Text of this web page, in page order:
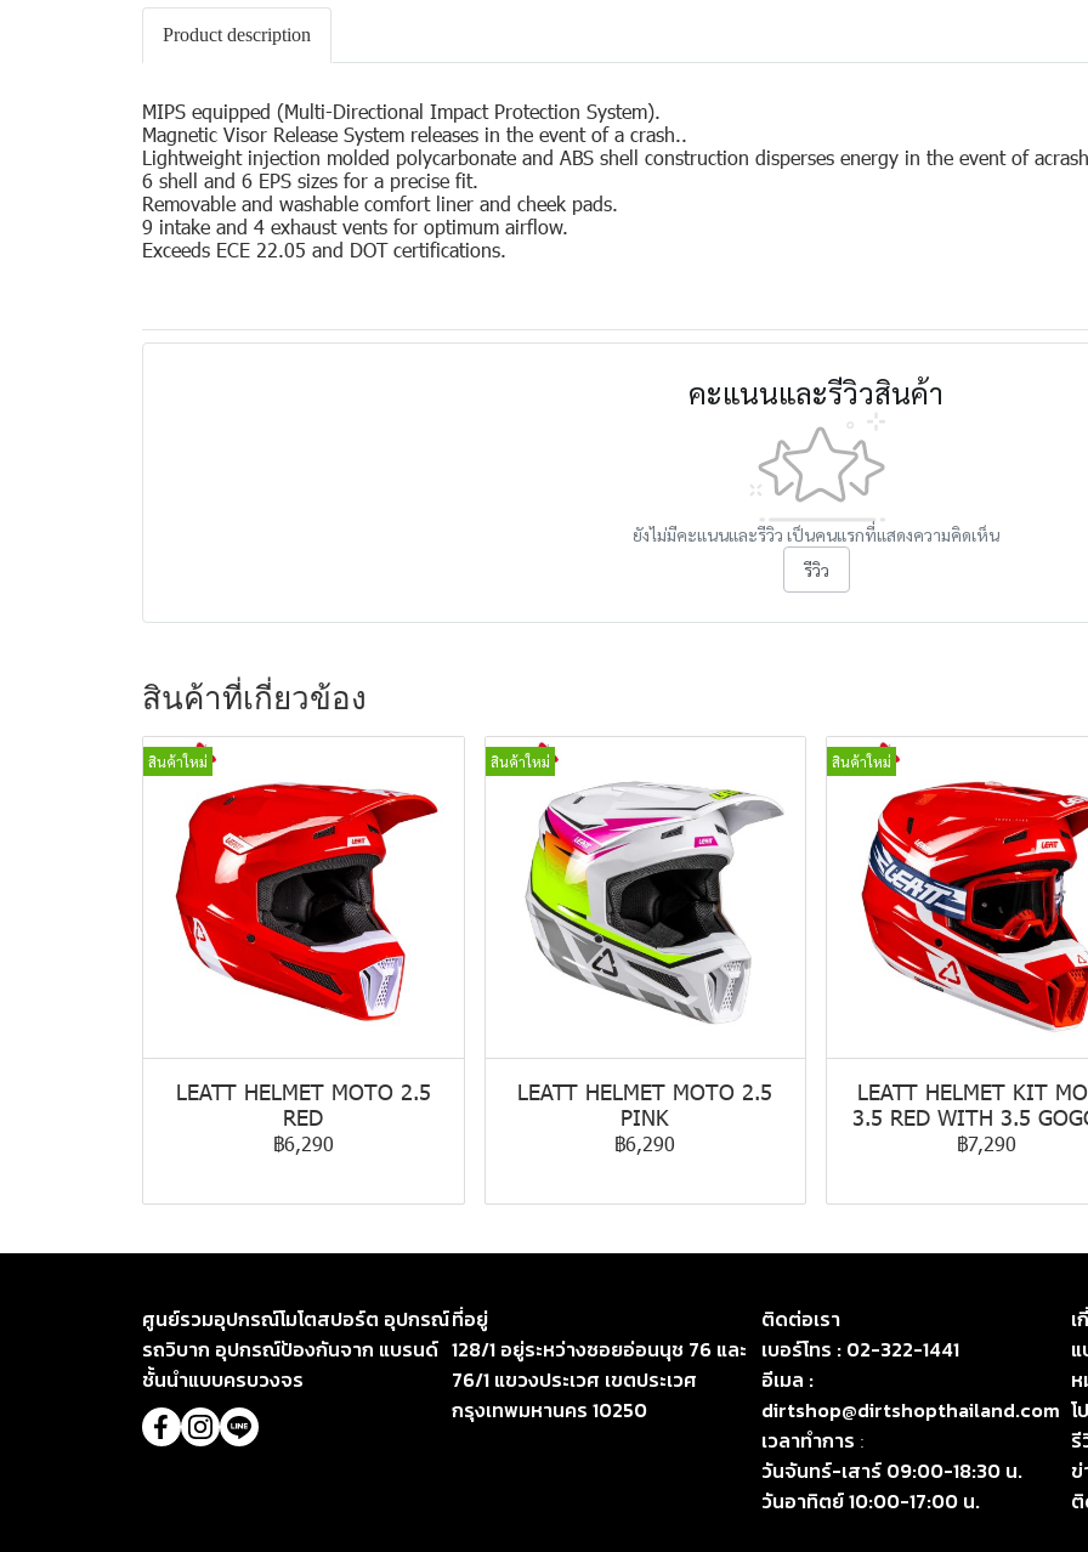
Product description
MIPS equipped (Multi-Directional Impact Protection System).
Magnetic Visor Release System releases in the event of a crash..
Lightweight injection molded polycarbonate and ABS shell construction disperses energy in the event of
6 shell and 6 EPS sizes for a precise fit.
Removable and washable comfort liner and cheek pads.
9 intake and 4 exhaust vents for optimum airflow.
Exceeds ECE 22.05 and DOT certifications.
คะแนนและรีวิวสินค้า
ยังไม่มีคะแนนและรีวิว เป็นคนแรกที่แสดงความคิดเห็น
รีวิว
สินค้าที่เกี่ยวข้อง
สินค้าใหม่
LEATT HELMET MOTO 2.5
RED
฿6,290
สินค้าใหม่
LEATT HELMET MOTO 2.5
PINK
฿6,290
สินค้าใหม่
LEATT HELMET KIT
3.5 RED WITH 3.5
฿7,290
ศูนย์รวมอุปกรณ์โมโตสปอร์ต อุปกรณ์
รถวิบาก อุปกรณ์ป้องกันจาก แบรนด์
ชั้นนำแบบครบวงจร
ที่อยู่
128/1 อยู่ระหว่างซอยอ่อนนุช 76 และ
76/1 แขวงประเวศ เขตประเวศ
กรุงเทพมหานคร 10250
ติดต่อเรา
เบอร์โทร : 02-322-1441
อีเมล :
dirtshop@dirtshopthailand.com
เวลาทำการ :
วันจันทร์-เสาร์ 09:00-18:30 น.
วันอาทิตย์ 10:00-17:00 น.
เ
โ
รี
ข่